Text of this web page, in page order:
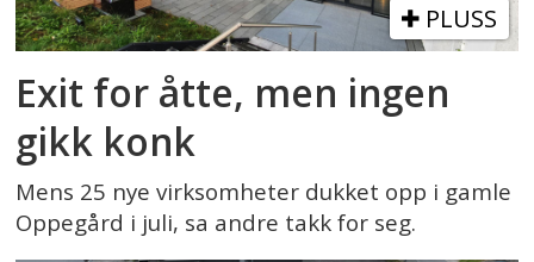
PLUSS
Exit for åtte, men ingen
gikk konk
Mens 25 nye virksomheter dukket opp i gamle
Oppegård i juli, sa andre takk for seg.